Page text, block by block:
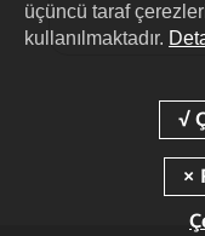
üçüncü taraf
kullanılmaktadır.